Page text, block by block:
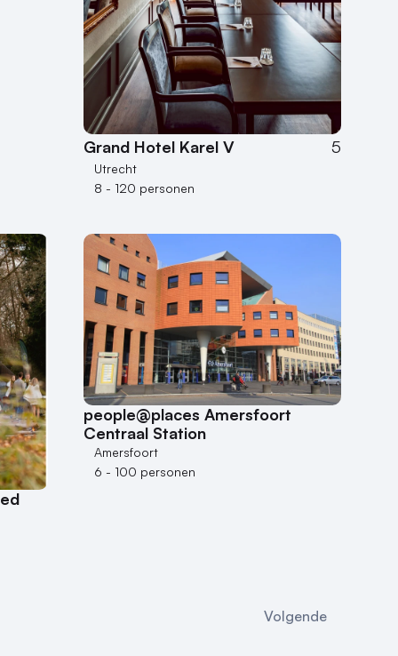
Grand Hotel Karel V 5
Utrecht
8 - 120 personen
people@places Amersfoort
Centraal Station
Amersfoort
6 - 100 personen
Volgende